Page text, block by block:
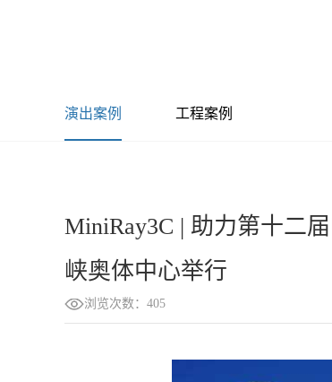
演出案例 工程案例
MiniRay3C | 助力第十二
峡奥体中心举行
浏览次数：405